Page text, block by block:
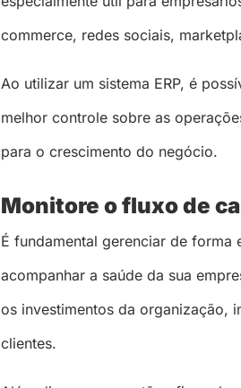
commerce, redes sociais,
Ao utilizar um sistema ERP, é
melhor controle sobre as
para o crescimento do negócio.
Monitore o fluxo de
É fundamental gerenciar de forma
acompanhar a saúde da sua
os investimentos da organização,
clientes.